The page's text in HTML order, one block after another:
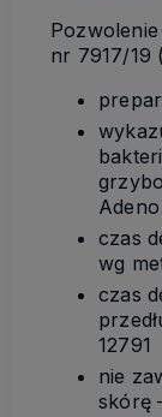
nr 7917/19
czas
wg
czas
12791
nie
skórę